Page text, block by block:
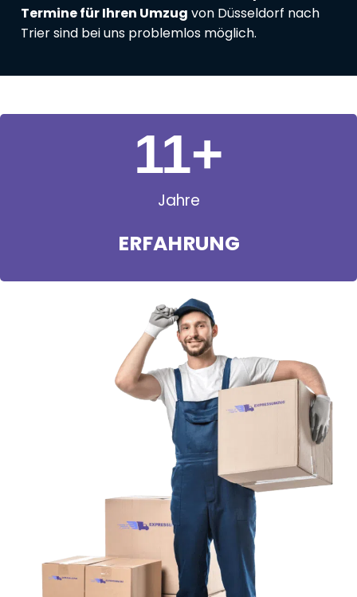
Termine für Ihren Umzug von Düsseldorf nach
Trier sind bei uns problemlos möglich.
Jahre
ERFAHRUNG
11+